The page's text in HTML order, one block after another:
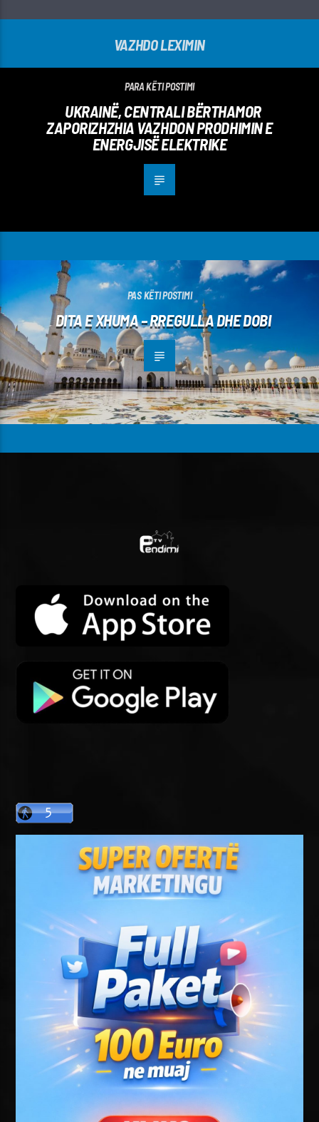
VAZHDO LEXIMIN
PARA KËTI POSTIMI
UKRAINË, CENTRALI BËRTHAMOR
ZAPORIZHZHIA VAZHDON PRODHIMIN E
ENERGJISË ELEKTRIKE
PAS KËTI POSTIMI
DITA E XHUMA – RREGULLA DHE DOBI